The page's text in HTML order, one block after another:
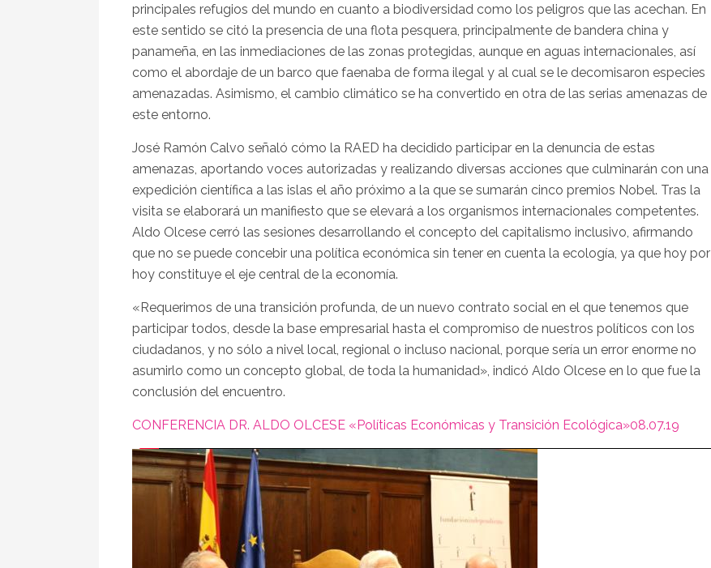
principales refugios del mundo en cuanto a biodiversidad como los peligros que las acechan. En
este sentido se citó la presencia de una flota pesquera, principalmente de bandera china y
panameña, en las inmediaciones de las zonas protegidas, aunque en aguas internacionales, así
como el abordaje de un barco que faenaba de forma ilegal y al cual se le decomisaron especies
amenazadas. Asimismo, el cambio climático se ha convertido en otra de las serias amenazas de
este entorno.
José Ramón Calvo señaló cómo la RAED ha decidido participar en la denuncia de estas
amenazas, aportando voces autorizadas y realizando diversas acciones que culminarán con una
expedición científica a las islas el año próximo a la que se sumarán cinco premios Nobel. Tras la
visita se elaborará un manifiesto que se elevará a los organismos internacionales competentes.
Aldo Olcese cerró las sesiones desarrollando el concepto del capitalismo inclusivo, afirmando
que no se puede concebir una política económica sin tener en cuenta la ecología, ya que hoy por
hoy constituye el eje central de la economía.
«Requerimos de una transición profunda, de un nuevo contrato social en el que tenemos que
participar todos, desde la base empresarial hasta el compromiso de nuestros políticos con los
ciudadanos, y no sólo a nivel local, regional o incluso nacional, porque sería un error enorme no
asumirlo como un concepto global, de toda la humanidad», indicó Aldo Olcese en lo que fue la
conclusión del encuentro.
CONFERENCIA DR. ALDO OLCESE «Políticas Económicas y Transición Ecológica»08.07.19